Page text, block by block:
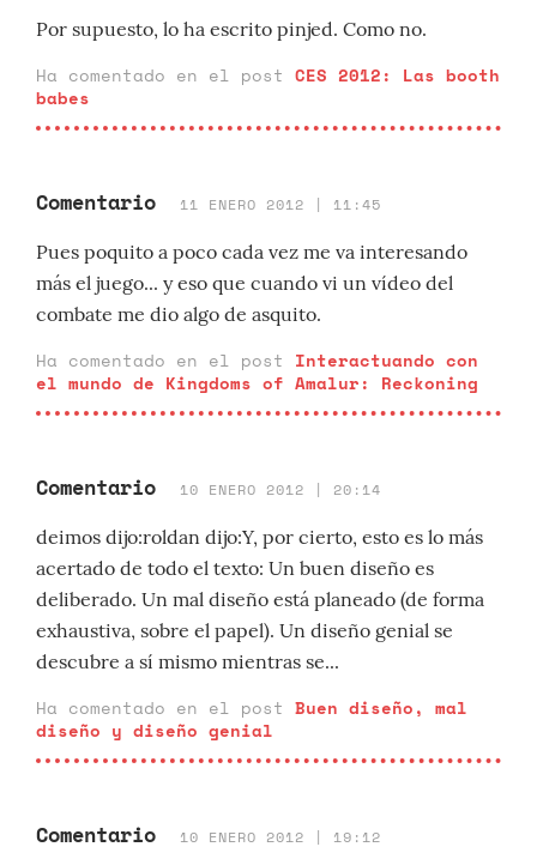
Por supuesto, lo ha escrito pinjed. Como no.
Ha comentado en el post CES 2012: Las booth
babes
Comentario 11 ENERO 2012 | 11:45
Pues poquito a poco cada vez me va interesando
más el juego... y eso que cuando vi un vídeo del
combate me dio algo de asquito.
Ha comentado en el post Interactuando con
el mundo de Kingdoms of Amalur: Reckoning
Comentario 10 ENERO 2012 | 20:14
deimos dijo:roldan dijo:Y, por cierto, esto es lo más
acertado de todo el texto: Un buen diseño es
deliberado. Un mal diseño está planeado (de forma
exhaustiva, sobre el papel). Un diseño genial se
descubre a sí mismo mientras se...
Ha comentado en el post Buen diseño, mal
diseño y diseño genial
Comentario 10 ENERO 2012 | 19:12